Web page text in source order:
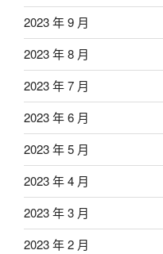
2023 年 9 月
2023 年 8 月
2023 年 7 月
2023 年 6 月
2023 年 5 月
2023 年 4 月
2023 年 3 月
2023 年 2 月